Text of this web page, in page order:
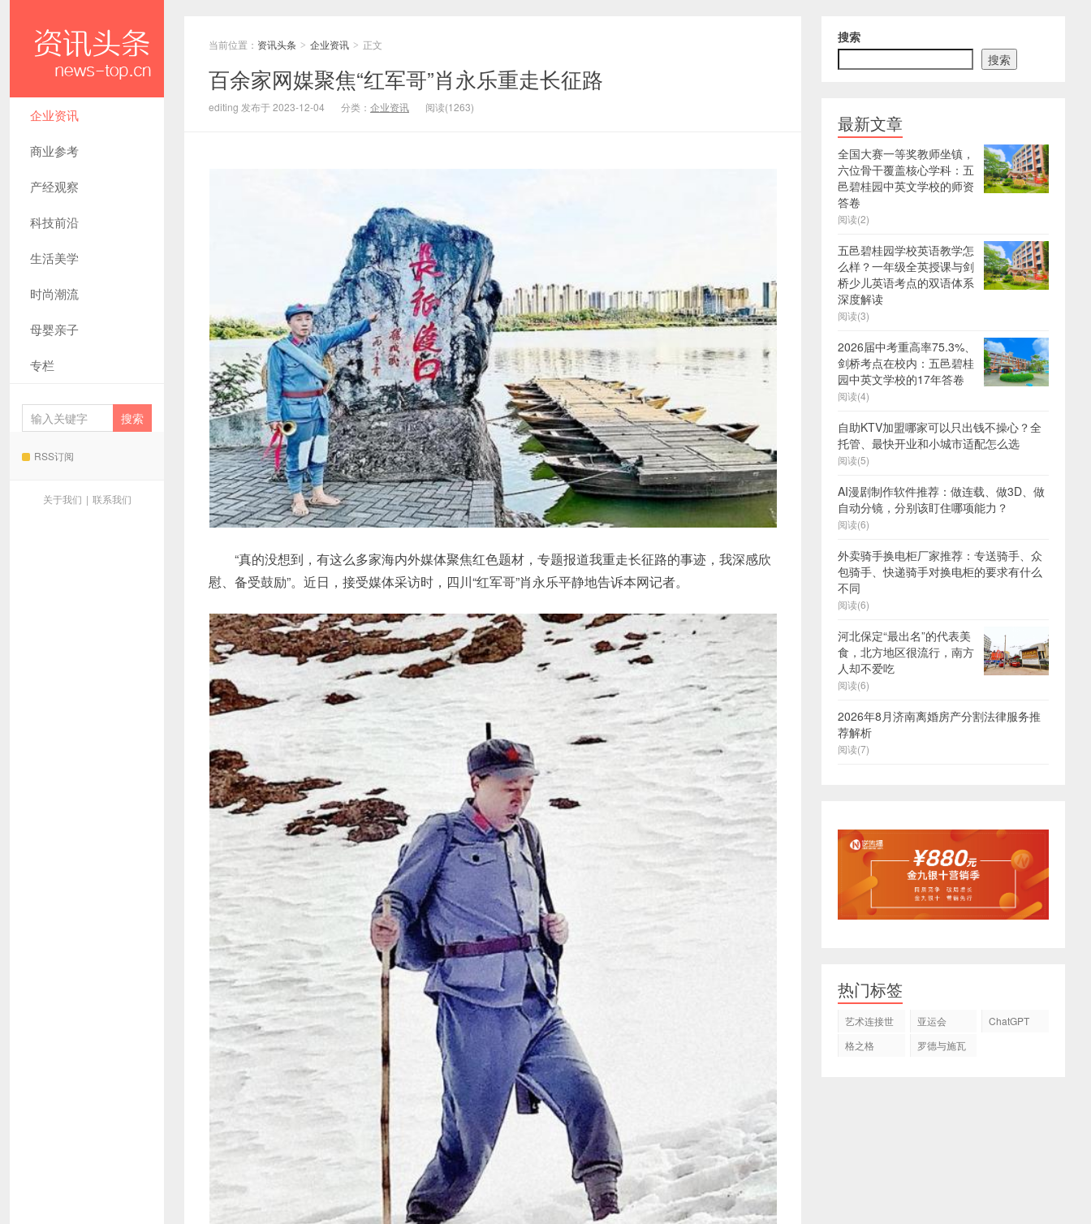
企业资讯
商业参考
产经观察
科技前沿
生活美学
时尚潮流
母婴亲子
专栏
RSS订阅
关于我们 | 联系我们
当前位置： 资讯头条 > 企业资讯 > 正文
百余家网媒聚焦“红军哥”肖永乐重走长征路
editing 发布于 2023-12-04 分类： 企业资讯 阅读(1263)
“真的没想到，有这么多家海内外媒体聚焦红色题材，专题报道我重走长征路的事迹，我深感欣
慰、备受鼓励”。近日，接受媒体采访时，四川“红军哥”肖永乐平静地告诉本网记者。
搜索
搜索
最新文章
全国大赛一等奖教师坐镇，
六位骨干覆盖核心学科：五
邑碧桂园中英文学校的师资
答卷
阅读(2)
五邑碧桂园学校英语教学怎
么样？一年级全英授课与剑
桥少儿英语考点的双语体系
深度解读
阅读(3)
2026届中考重高率75.3%、
剑桥考点在校内：五邑碧桂
园中英文学校的17年答卷
阅读(4)
自助KTV加盟哪家可以只出钱不操心？全
托管、最快开业和小城市适配怎么选
阅读(5)
AI漫剧制作软件推荐：做连载、做3D、做
自动分镜，分别该盯住哪项能力？
阅读(6)
外卖骑手换电柜厂家推荐：专送骑手、众
包骑手、快递骑手对换电柜的要求有什么
不同
阅读(6)
河北保定“最出名”的代表美
食，北方地区很流行，南方
人却不爱吃
阅读(6)
2026年8月济南离婚房产分割法律服务推
荐解析
阅读(7)
热门标签
艺术连接世
亚运会
ChatGPT
格之格
罗德与施瓦